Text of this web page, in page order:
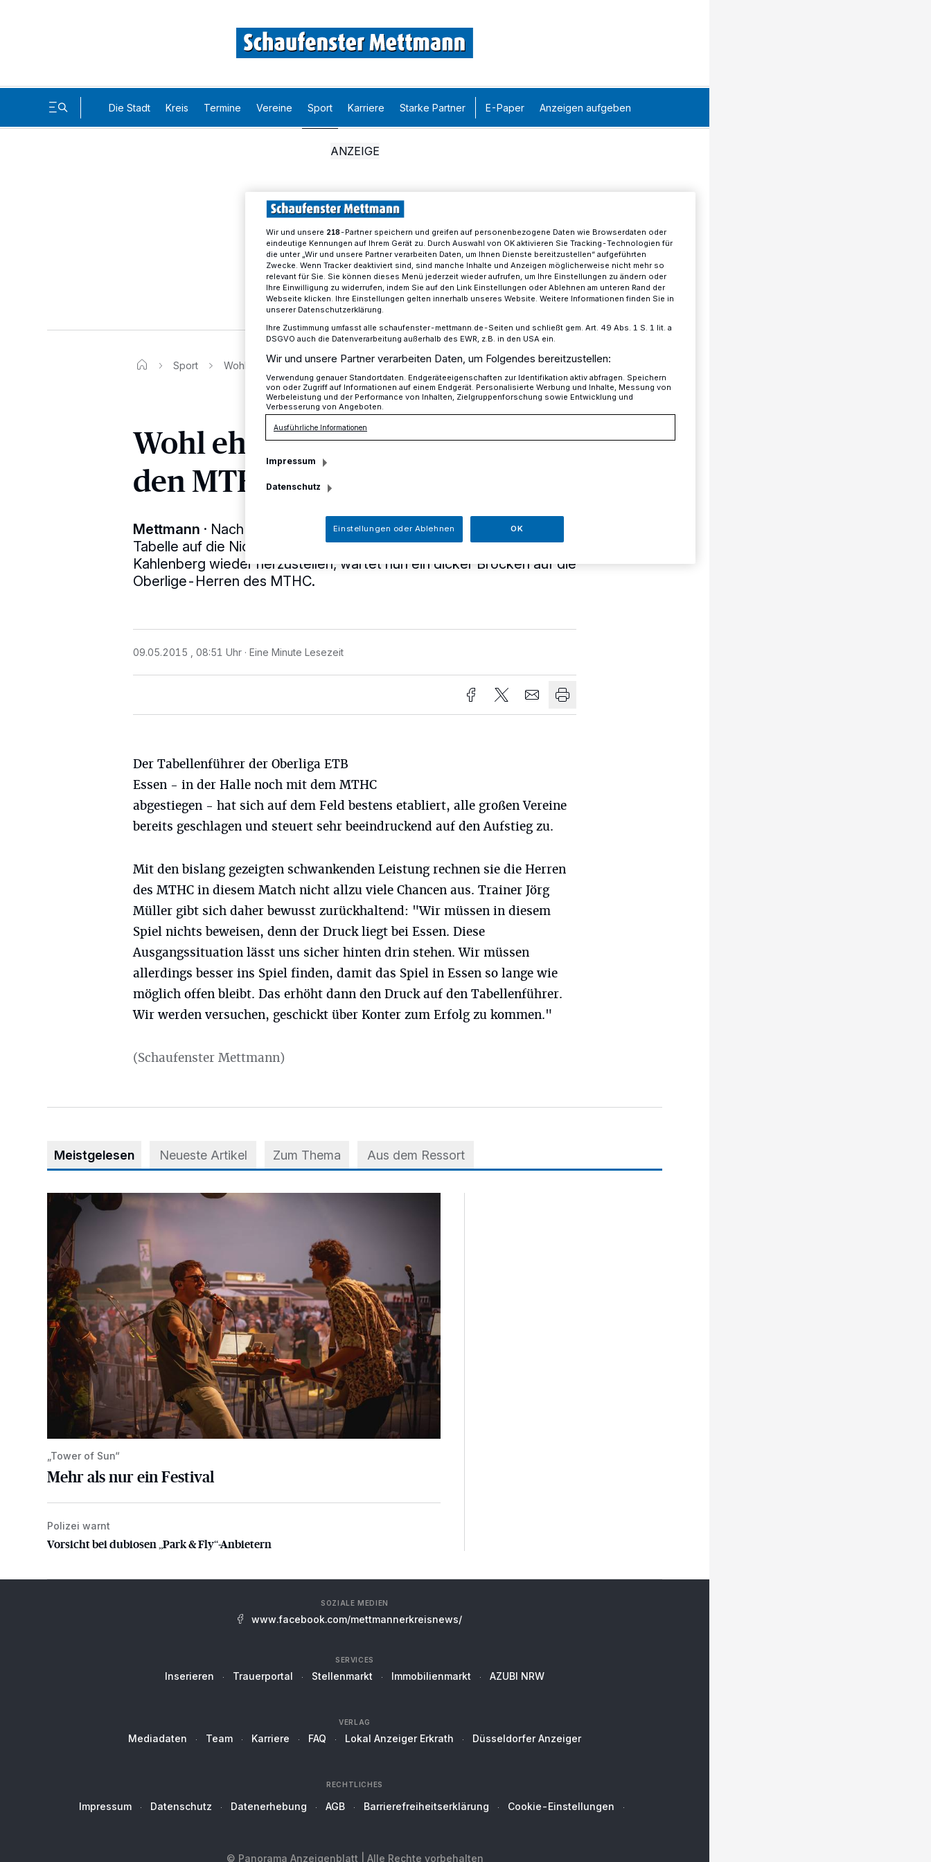
Die Stadt Kreis Termine Vereine Sport Karriere Starke Partner E-Paper Anzeigen aufgeben
Sport Wohl eher geringe Chancen für den MTHC morgen in Essen
Wohl eher geringe Chancen für
den MTHC morgen in Essen
Mettmann · Nach der verpatzten Chance, den Anschluss in der
Tabelle auf die Nichtabstiegsplätze beim direkten Konkurrenten
Kahlenberg wieder herzustellen, wartet nun ein dicker Brocken auf die
Oberlige-Herren des MTHC.
09.05.2015 , 08:51 Uhr Eine Minute Lesezeit
Der Tabellenführer der Oberliga ETB
Essen - in der Halle noch mit dem MTHC
abgestiegen - hat sich auf dem Feld bestens etabliert, alle großen Vereine
bereits geschlagen und steuert sehr beeindruckend auf den Aufstieg zu.
Mit den bislang gezeigten schwankenden Leistung rechnen sie die Herren
des MTHC in diesem Match nicht allzu viele Chancen aus. Trainer Jörg
Müller gibt sich daher bewusst zurückhaltend: "Wir müssen in diesem
Spiel nichts beweisen, denn der Druck liegt bei Essen. Diese
Ausgangssituation lässt uns sicher hinten drin stehen. Wir müssen
allerdings besser ins Spiel finden, damit das Spiel in Essen so lange wie
möglich offen bleibt. Das erhöht dann den Druck auf den Tabellenführer.
Wir werden versuchen, geschickt über Konter zum Erfolg zu kommen."
(Schaufenster Mettmann)
Meistgelesen Neueste Artikel Zum Thema Aus dem Ressort
Mehr als nur ein Festival
„Tower of Sun“
Mehr als nur ein Festival
Vorsicht bei dubiosen „Park & Fly“-Anbietern
Polizei warnt
Vorsicht bei dubiosen „Park & Fly“-Anbietern
SOZIALE MEDIEN
www.facebook.com/mettmannerkreisnews/
SERVICES
Inserieren Trauerportal Stellenmarkt Immobilienmarkt AZUBI NRW
VERLAG
Mediadaten Team Karriere FAQ Lokal Anzeiger Erkrath Düsseldorfer Anzeiger
RECHTLICHES
Impressum Datenschutz Datenerhebung AGB Barrierefreiheitserklärung Cookie-Einstellungen
© Panorama Anzeigenblatt | Alle Rechte vorbehalten
Wir und unsere 218-Partner speichern und greifen auf personenbezogene Daten wie Browserdaten oder
eindeutige Kennungen auf Ihrem Gerät zu. Durch Auswahl von OK aktivieren Sie Tracking-Technologien für
die unter „Wir und unsere Partner verarbeiten Daten, um Ihnen Dienste bereitzustellen“ aufgeführten
Zwecke. Wenn Tracker deaktiviert sind, sind manche Inhalte und Anzeigen möglicherweise nicht mehr so
relevant für Sie. Sie können dieses Menü jederzeit wieder aufrufen, um Ihre Einstellungen zu ändern oder
Ihre Einwilligung zu widerrufen, indem Sie auf den Link Einstellungen oder Ablehnen am unteren Rand der
Webseite klicken. Ihre Einstellungen gelten innerhalb unseres Website. Weitere Informationen finden Sie in
unserer Datenschutzerklärung.
Ihre Zustimmung umfasst alle schaufenster-mettmann.de-Seiten und schließt gem. Art. 49 Abs. 1 S. 1 lit. a
DSGVO auch die Datenverarbeitung außerhalb des EWR, z.B. in den USA ein.
Wir und unsere Partner verarbeiten Daten, um Folgendes bereitzustellen:
Verwendung genauer Standortdaten. Endgeräteeigenschaften zur Identifikation aktiv abfragen. Speichern
von oder Zugriff auf Informationen auf einem Endgerät. Personalisierte Werbung und Inhalte, Messung von
Werbeleistung und der Performance von Inhalten, Zielgruppenforschung sowie Entwicklung und
Verbesserung von Angeboten.
Ausführliche Informationen
Impressum
Datenschutz
Einstellungen oder Ablehnen OK